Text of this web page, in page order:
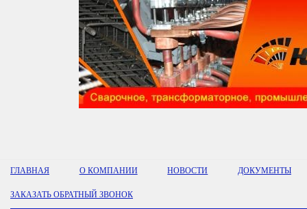
ГЛАВНАЯ О КОМПАНИИ НОВОСТИ ДОКУМЕНТЫ
ЗАКАЗАТЬ ОБРАТНЫЙ ЗВОНОК